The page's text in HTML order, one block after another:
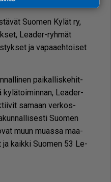
Suo­men Ky­lät ry,
Le­a­der-ryh­mät
ja va­paa­eh­toi­set
pai­kal­lis­ke­hit­
ky­lä­toi­min­nan, Le­a­der-
sa­maan ver­kos­
Suo­men
muun mu­as­sa maa­
kaik­ki Suo­men 53 Le­